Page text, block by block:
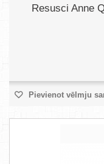
Resusci Anne
Pievienot vēlmju